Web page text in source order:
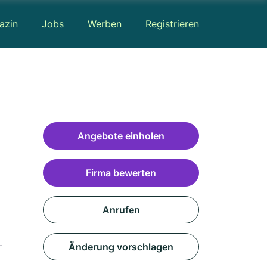
Jobs Werben Registrieren
Angebote einholen
Firma bewerten
Anrufen
Änderung vorschlagen